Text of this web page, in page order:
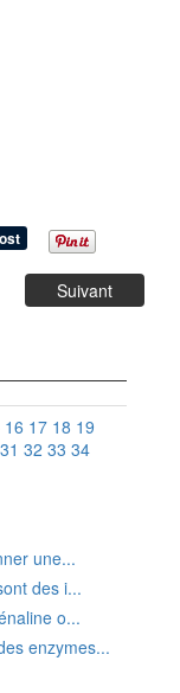
Suivant
16 17 18 19
31 32 33 34
une...
des i...
o...
enzymes...